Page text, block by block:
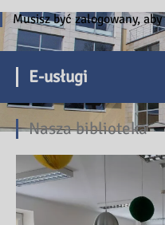
Musisz być zalogowany,
E-usługi
Nasza biblioteka